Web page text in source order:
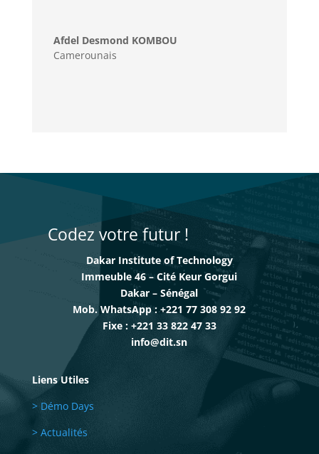
Afdel Desmond KOMBOU
Camerounais
Codez votre futur !
Dakar Institute of Technology
Immeuble 46 – Cité Keur Gorgui
Dakar – Sénégal
Mob. WhatsApp : +221 77 308 92 92
Fixe : +221 33 822 47 33
info@dit.sn
Liens Utiles
> Démo Days
> Actualités